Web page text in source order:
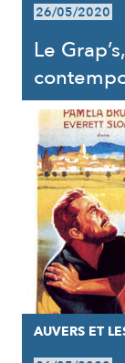
26/05/2020
Le
AUVERS ET